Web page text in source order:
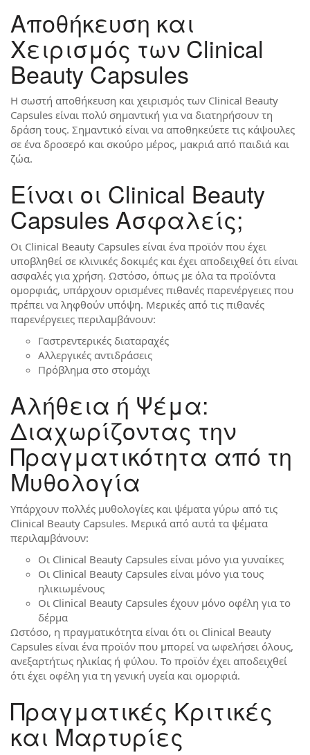
Αποθήκευση και
Χειρισμός των Clinical
Beauty Capsules
Η σωστή αποθήκευση και χειρισμός των Clinical Beauty
Capsules είναι πολύ σημαντική για να διατηρήσουν τη
δράση τους. Σημαντικό είναι να αποθηκεύετε τις κάψουλες
σε ένα δροσερό και σκούρο μέρος, μακριά από παιδιά και
ζώα.
Είναι οι Clinical Beauty
Capsules Ασφαλείς;
Οι Clinical Beauty Capsules είναι ένα προϊόν που έχει
υποβληθεί σε κλινικές δοκιμές και έχει αποδειχθεί ότι είναι
ασφαλές για χρήση. Ωστόσο, όπως με όλα τα προϊόντα
ομορφιάς, υπάρχουν ορισμένες πιθανές παρενέργειες που
πρέπει να ληφθούν υπόψη. Μερικές από τις πιθανές
παρενέργειες περιλαμβάνουν:
Γαστρεντερικές διαταραχές
Αλλεργικές αντιδράσεις
Πρόβλημα στο στομάχι
Αλήθεια ή Ψέμα:
Διαχωρίζοντας την
Πραγματικότητα από τη
Μυθολογία
Υπάρχουν πολλές μυθολογίες και ψέματα γύρω από τις
Clinical Beauty Capsules. Μερικά από αυτά τα ψέματα
περιλαμβάνουν:
Οι Clinical Beauty Capsules είναι μόνο για γυναίκες
Οι Clinical Beauty Capsules είναι μόνο για τους
ηλικιωμένους
Οι Clinical Beauty Capsules έχουν μόνο οφέλη για το
δέρμα
Ωστόσο, η πραγματικότητα είναι ότι οι Clinical Beauty
Capsules είναι ένα προϊόν που μπορεί να ωφελήσει όλους,
ανεξαρτήτως ηλικίας ή φύλου. Το προϊόν έχει αποδειχθεί
ότι έχει οφέλη για τη γενική υγεία και ομορφιά.
Πραγματικές Κριτικές
και Μαρτυρίες